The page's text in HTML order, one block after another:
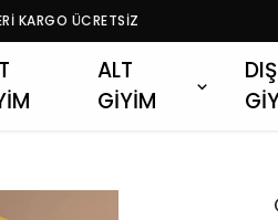
KARGO ÜCRETSİZ
ALT
GİYİM
DIŞ